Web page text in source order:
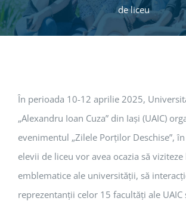
de liceu
În perioada 10-12 aprilie 2025,
„Alexandru Ioan Cuza” din Iași (UAIC)
evenimentul „Zilele Porţilor Deschise”,
elevii de liceu vor avea ocazia să
emblematice ale universității, să
reprezentanții celor 15 facultăți ale UAIC